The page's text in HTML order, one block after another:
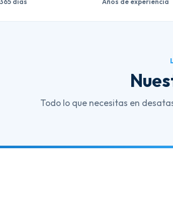
Todo lo que necesitas en